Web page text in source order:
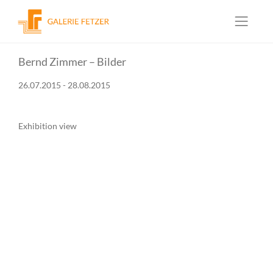
Bernd Zimmer – Bilder
26.07.2015 - 28.08.2015
Exhibition view